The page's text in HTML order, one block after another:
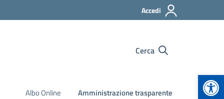
Accedi
Cerca
Albo Online Amministrazione trasparente